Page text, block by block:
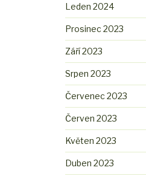
Leden 2024
Prosinec 2023
Září 2023
Srpen 2023
Červenec 2023
Červen 2023
Květen 2023
Duben 2023